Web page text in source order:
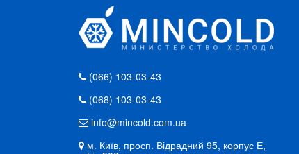
(066) 103-03-43
(068) 103-03-43
info@mincold.com.ua
м. Київ, просп. Відрадний 95, корпус Е,